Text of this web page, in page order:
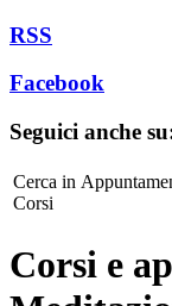
RSS
Facebook
Seguici anche
Cerca in
Corsi
Corsi e